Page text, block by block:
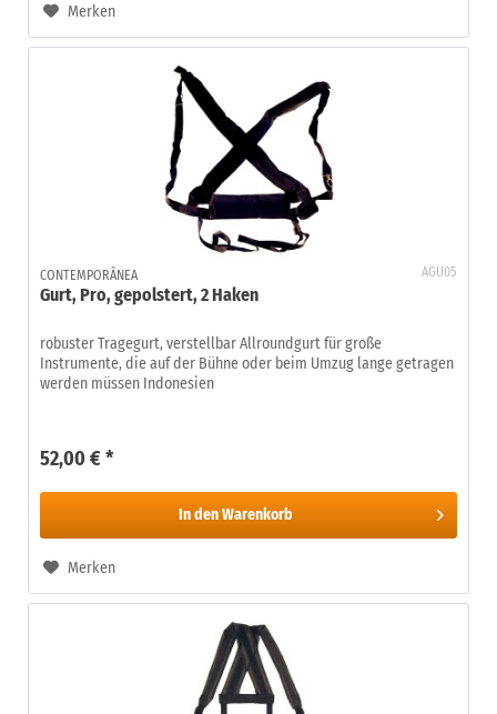
Merken
AGU05
CONTEMPORÂNEA
Gurt, Pro, gepolstert, 2 Haken
robuster Tragegurt, verstellbar Allroundgurt für große
Instrumente, die auf der Bühne oder beim Umzug lange getragen
werden müssen Indonesien
52,00 € *
In den Warenkorb
Merken